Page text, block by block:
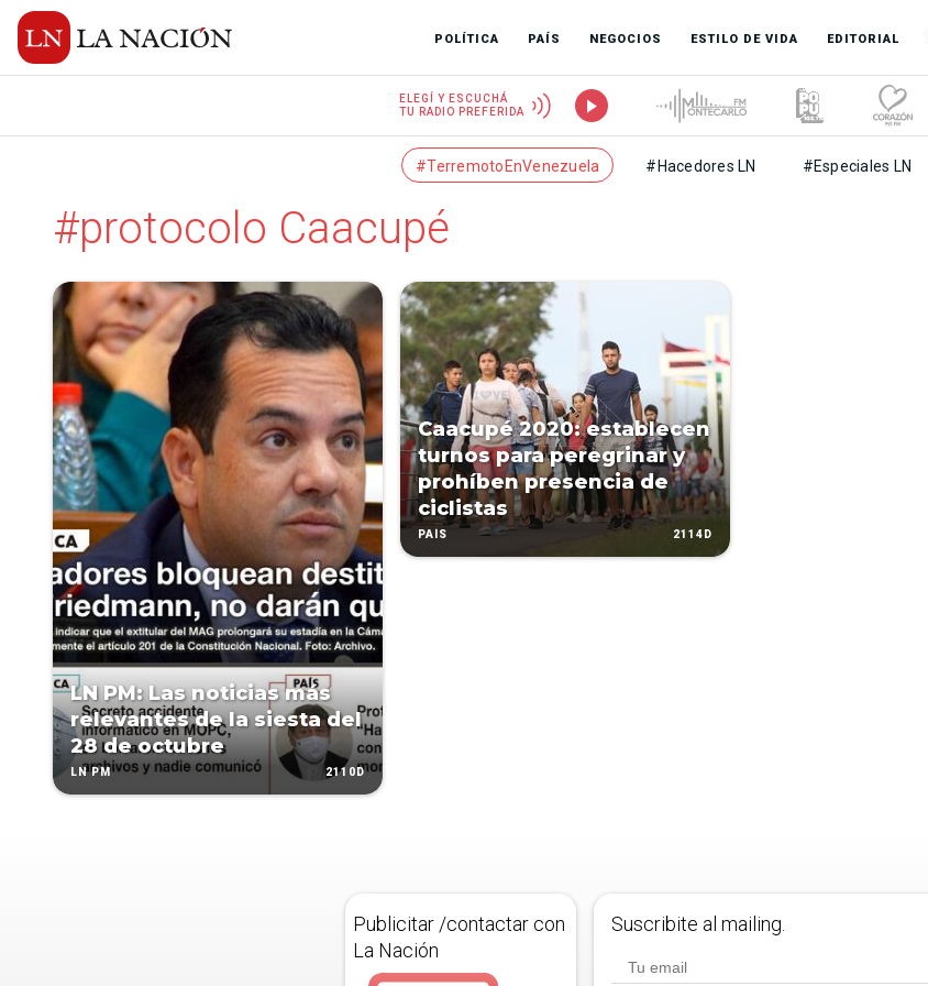
POLÍTICA PAÍS NEGOCIOS ESTILO DE VIDA EDITORIAL
ELEGÍ Y ESCUCHÁ
TU RADIO PREFERIDA
#TerremotoEnVenezuela #Hacedores LN #Especiales LN
#protocolo Caacupé
LN PM: Las noticias más
relevantes de la siesta del
28 de octubre
LN PM 2110D
Caacupé 2020: establecen
turnos para peregrinar y
prohíben presencia de
ciclistas
PAÍS 2114D
Publicitar /contactar con
La Nación
Suscribite al mailing.